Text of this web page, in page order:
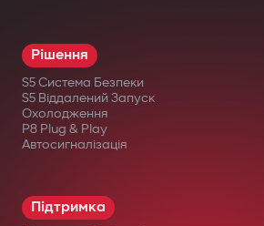
Рішення
S5 Система Безпеки
S5 Віддалений Запуск
Охолодження
P8 Plug & Play
Автосигналізація
Підтримка